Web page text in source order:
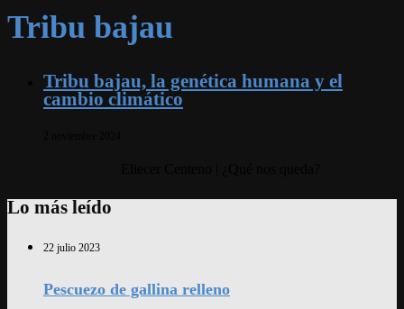
Tribu bajau
Tribu bajau, la genética humana y el
cambio climático
Lo más leído
22 julio 2023
Pescuezo de gallina relleno